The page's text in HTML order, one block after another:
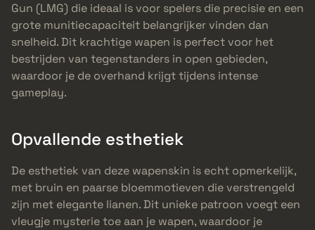
Gun (LMG) die ideaal is voor spelers die precisie en een
grote munitiecapaciteit belangrijker vinden dan
snelheid. Dit krachtige wapen is perfect voor het
bestrijden van tegenstanders in open gebieden,
waardoor je de overhand krijgt tijdens intense
gameplay.
Opvallende esthetiek
De esthetiek van deze wapenskin is echt opmerkelijk,
met bruin en paarse bloemmotieven die verstrengeld
zijn met elegante lianen. Dit unieke patroon voegt een
vleugje mysterie toe aan je wapen, waardoor je